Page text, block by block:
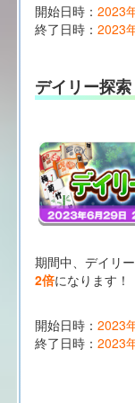
開始日時： 2023
終了日時： 2023
デイリー探
期間中、デイリ
2倍になります！
開始日時： 2023
終了日時： 2023